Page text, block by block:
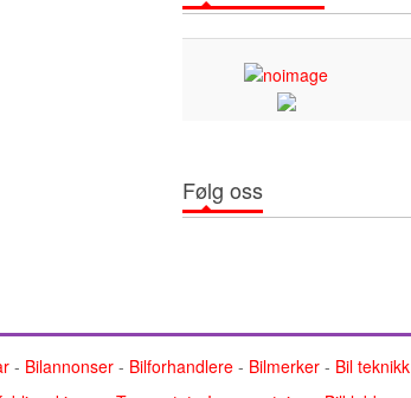
Følg oss
- Bilannonser - Bilforhandlere - Bilmerker - Bil teknikk